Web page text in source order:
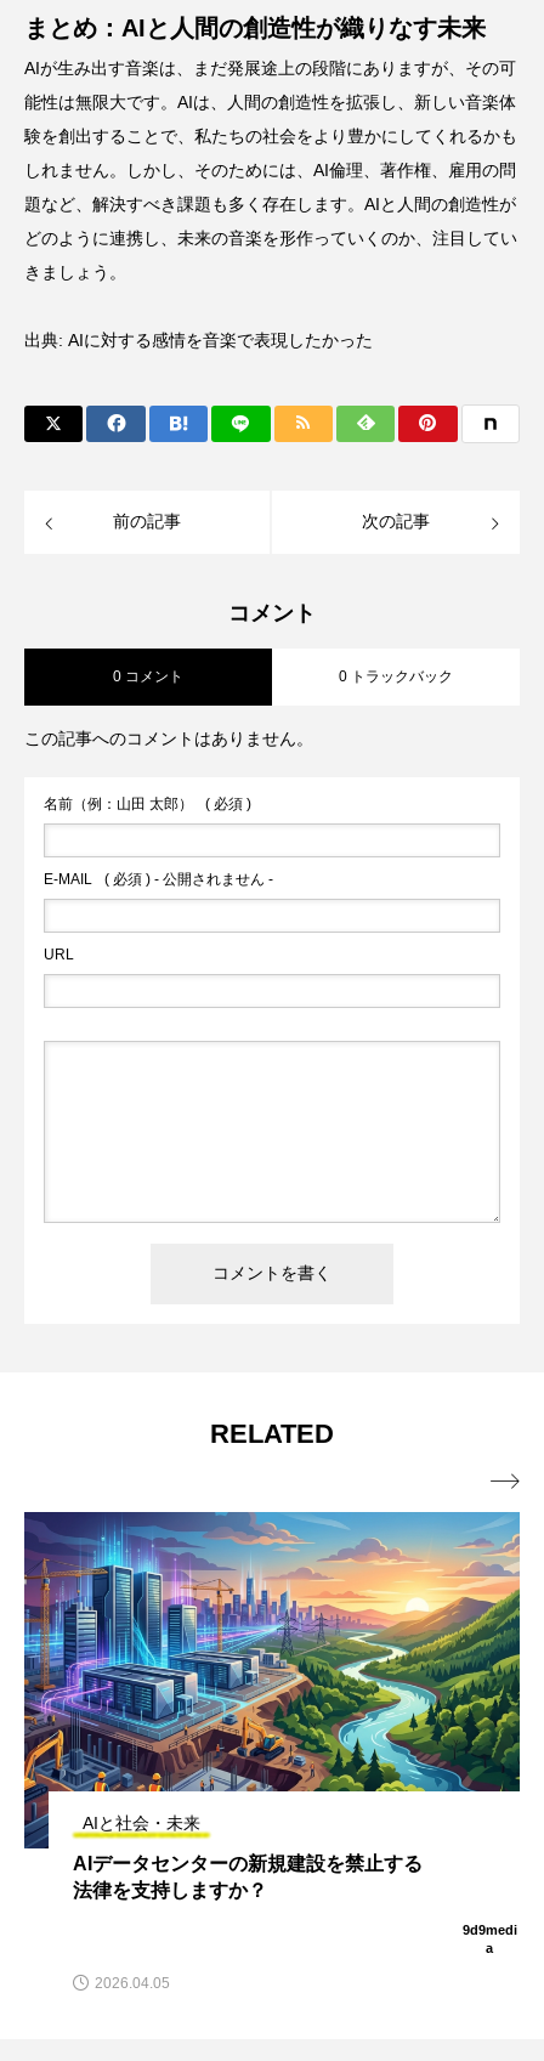
まとめ：AIと人間の創造性が織りなす未来
AIが生み出す音楽は、まだ発展途上の段階にありますが、その可
能性は無限大です。AIは、人間の創造性を拡張し、新しい音楽体
験を創出することで、私たちの社会をより豊かにしてくれるかも
しれません。しかし、そのためには、AI倫理、著作権、雇用の問
題など、解決すべき課題も多く存在します。AIと人間の創造性が
どのように連携し、未来の音楽を形作っていくのか、注目してい
きましょう。
出典: AIに対する感情を音楽で表現したかった
前の記事 次の記事
コメント
0 コメント 0 トラックバック
この記事へのコメントはありません。
名前（例：山田 太郎） ( 必須 )
E-MAIL ( 必須 ) - 公開されません -
URL
RELATED
AIがもたらす「スキルの黙示録
間が学ぶ意味を失う時代に、経営
